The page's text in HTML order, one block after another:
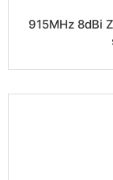
915MHz 8dBi